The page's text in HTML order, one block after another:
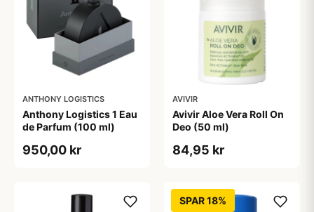
ANTHONY LOGISTICS
Anthony Logistics 1 Eau
de Parfum (100 ml)
950,00 kr
AVIVIR
Avivir Aloe Vera Roll On
Deo (50 ml)
84,95 kr
SPAR 18%